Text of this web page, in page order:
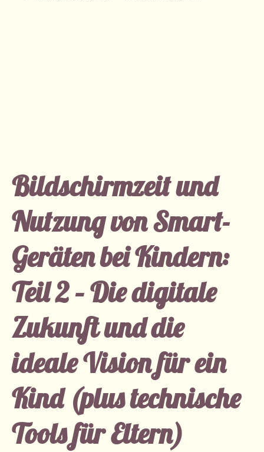
Bildschirmzeit und
Nutzung von Smart-
Geräten bei Kindern:
Teil 2 – Die digitale
Zukunft und die
ideale Vision für ein
Kind (plus technische
Tools für Eltern)